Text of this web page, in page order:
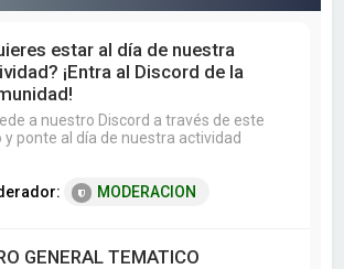
estar al día de nuestra
¡Entra al Discord de la
a nuestro Discord a través de este
y ponte al día de nuestra actividad
MODERACION
GENERAL TEMATICO